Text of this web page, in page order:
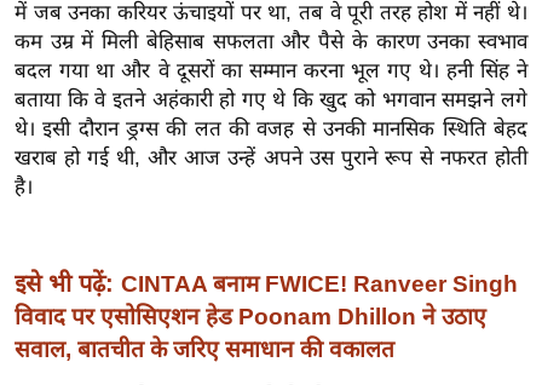
क्रा
इ
म
ई
-
पे
मि
सा
ल
में जब उनका करियर ऊंचाइयों पर था, तब वे पूरी तरह होश में नहीं थे।
कम उम्र में मिली बेहिसाब सफलता और पैसे के कारण उनका स्वभाव
बदल गया था और वे दूसरों का सम्मान करना भूल गए थे। हनी सिंह ने
बताया कि वे इतने अहंकारी हो गए थे कि खुद को भगवान समझने लगे
थे। इसी दौरान ड्रग्स की लत की वजह से उनकी मानसिक स्थिति बेहद
खराब हो गई थी, और आज उन्हें अपने उस पुराने रूप से नफरत होती
है।
इसे भी पढ़ें: CINTAA बनाम FWICE! Ranveer Singh
विवाद पर एसोसिएशन हेड Poonam Dhillon ने उठाए
सवाल, बातचीत के जरिए समाधान की वकालत